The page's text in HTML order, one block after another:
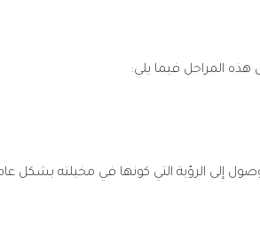
إلى الرؤية التي كونها في مخيلته بشكل